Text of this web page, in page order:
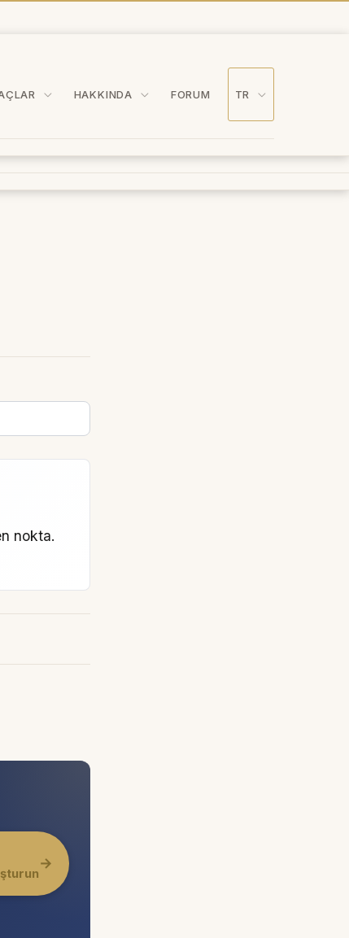
HAKKINDA FORUM TR
nokta.
→